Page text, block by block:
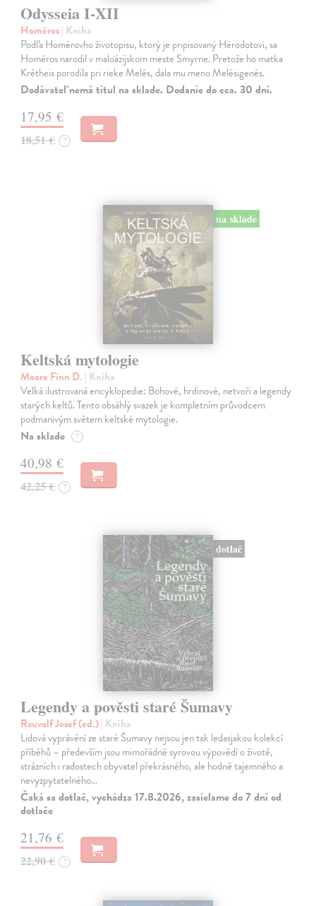
Odysseia I-XII
Homéros| Kniha
Podľa Homérovho životopisu, ktorý je pripisovaný Hérodotovi, sa
Homéros narodil v maloázijskom meste Smyrne. Pretože ho matka
Krétheis porodila pri rieke Melés, dala mu meno Melésigenés.
Dodávateľ nemá titul na sklade. Dodanie do cca. 30 dní.
17,95 €
18,51 € ?
na sklade
Keltská mytologie
Moore Finn D. | Kniha
Velká ilustrovaná encyklopedie: Bohové, hrdinové, netvoři a legendy
starých keltů. Tento obsáhlý svazek je kompletním průvodcem
podmanivým světem keltské mytologie.
Na sklade ?
40,98 €
42,25 € ?
dotlač
Legendy a pověsti staré Šumavy
Rauvolf Josef (ed.)| Kniha
Lidová vyprávění ze staré Šumavy nejsou jen tak ledasjakou kolekcí
příběhů – především jsou mimořádně syrovou výpovědí o životě,
strázních i radostech obyvatel překrásného, ale hodně tajemného a
nevyzpytatelného…
Čaká sa dotlač, vychádza 17.8.2026, zasielame do 7 dní od
dotlače
21,76 €
22,90 € ?